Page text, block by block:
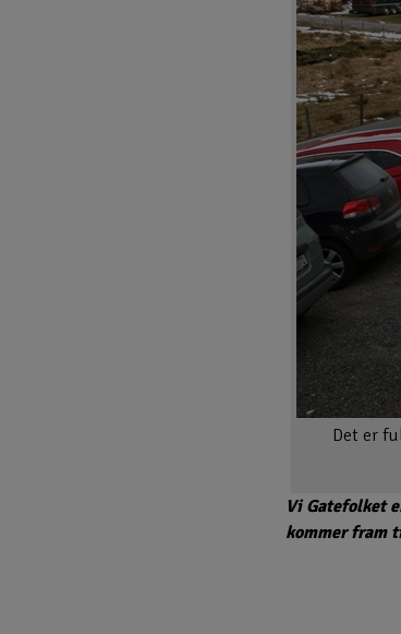
Det er
Vi Gatefolket
kommer fram